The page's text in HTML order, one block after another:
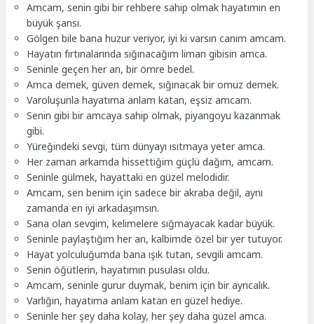
Amcam, senin gibi bir rehbere sahip olmak hayatımın en
büyük şansı.
Gölgen bile bana huzur veriyor, iyi ki varsın canım amcam.
Hayatın fırtınalarında sığınacağım liman gibisin amca.
Seninle geçen her an, bir ömre bedel.
Amca demek, güven demek, sığınacak bir omuz demek.
Varoluşunla hayatıma anlam katan, eşsiz amcam.
Senin gibi bir amcaya sahip olmak, piyangoyu kazanmak
gibi.
Yüreğindeki sevgi, tüm dünyayı ısıtmaya yeter amca.
Her zaman arkamda hissettiğim güçlü dağım, amcam.
Seninle gülmek, hayattaki en güzel melodidir.
Amcam, sen benim için sadece bir akraba değil, aynı
zamanda en iyi arkadaşımsın.
Sana olan sevgim, kelimelere sığmayacak kadar büyük.
Seninle paylaştığım her an, kalbimde özel bir yer tutuyor.
Hayat yolculuğumda bana ışık tutan, sevgili amcam.
Senin öğütlerin, hayatımın pusulası oldu.
Amcam, seninle gurur duymak, benim için bir ayrıcalık.
Varlığın, hayatıma anlam katan en güzel hediye.
Seninle her şey daha kolay, her şey daha güzel amca.